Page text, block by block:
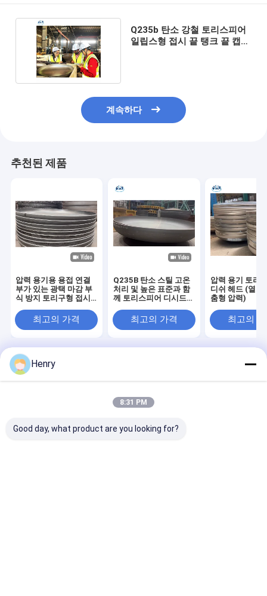
Q235b 탄소 강철 토리스피어
일립스형 접시 끝 탱크 끝 캡
계속하다
추천된 제품
압력 용기용 용접 연결
부가 있는 광택 마감 부
식 방지 토리구형 접시
최고의 가격
Q235B 탄소 스틸 고온
처리 및 높은 표준과 함
께 토리스피어 디시드
최고의 가격
압력 용기 토리
디쉬 헤드 (열처
춤형 압력)
최고의
중국 공장.Copyright © 2026 Wuhan Linmei
Head Plate Co., Ltd.. All Rights Reserved.
Henry
8:31 PM
Good day, what product are you looking for?